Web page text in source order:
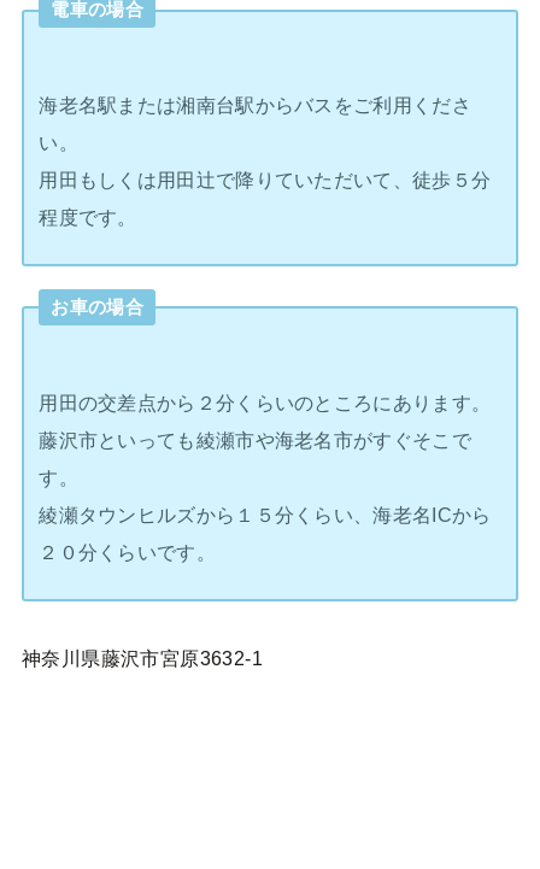
電車の場合
海老名駅または湘南台駅からバスをご利用くださ
い。
用田もしくは用田辻で降りていただいて、徒歩５分
程度です。
お車の場合
用田の交差点から２分くらいのところにあります。
藤沢市といっても綾瀬市や海老名市がすぐそこで
す。
綾瀬タウンヒルズから１５分くらい、海老名ICから
２０分くらいです。
神奈川県藤沢市宮原3632-1